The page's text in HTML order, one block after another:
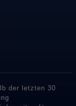
der letzten 30